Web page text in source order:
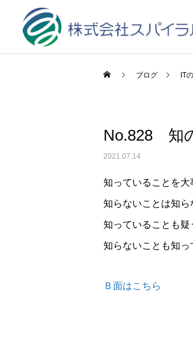
ブログ IT
No.828 知
2021.07.14
知っていることを大
知らないことは知ら
知っていることも疑
知らないことも知っ
Ｂ面はこちら